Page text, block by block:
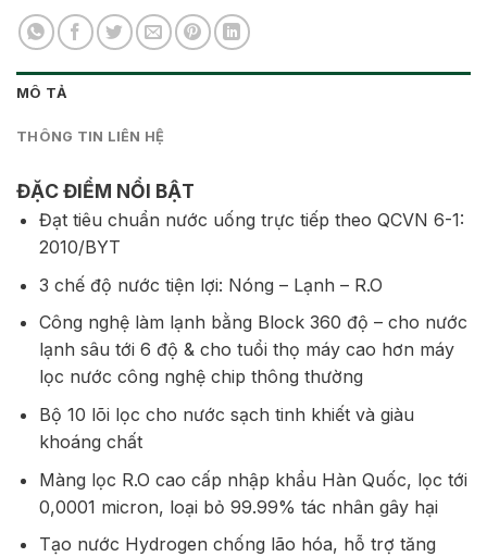
MÔ TẢ
THÔNG TIN LIÊN HỆ
ĐẶC ĐIỂM NỔI BẬT
Đạt tiêu chuẩn nước uống trực tiếp theo QCVN 6-1:
2010/BYT
3 chế độ nước tiện lợi: Nóng – Lạnh – R.O
Công nghệ làm lạnh bằng Block 360 độ – cho nước
lạnh sâu tới 6 độ & cho tuổi thọ máy cao hơn máy
lọc nước công nghệ chip thông thường
Bộ 10 lõi lọc cho nước sạch tinh khiết và giàu
khoáng chất
Màng lọc R.O cao cấp nhập khẩu Hàn Quốc, lọc tới
0,0001 micron, loại bỏ 99.99% tác nhân gây hại
Tạo nước Hydrogen chống lão hóa, hỗ trợ tăng